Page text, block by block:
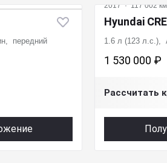
передний
2017 · 117 002 км
Hyundai
1.6 л (123
1 530 000 ₽
Рассчитать